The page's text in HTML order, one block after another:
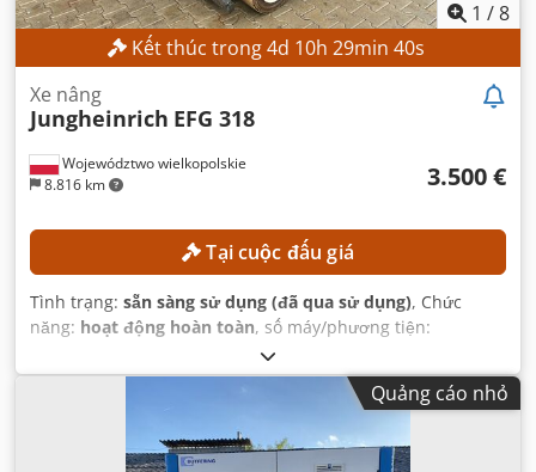
1 /8
Kết thúc trong4d 10h 29min 38s
Województwo wielkopolskie
8.816 km
Xe nâng
Jungheinrich EFG 318
3.500 €
Tại cuộc đấu giá
Tình trạng: sẵn sàng sử dụng (đã qua sử dụng), Chức
năng: hoạt động hoàn toàn, số máy/phương tiện:
2015
chiều cao nâng:4.700 mm, nâng tự do:1.490 mm, loại cột:
Quảng cáo nhỏ